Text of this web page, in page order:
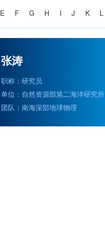
E F G H I J K L
张涛
职称：研究员
单位：自然资源部第二海洋研究所
团队：南海深部地球物理